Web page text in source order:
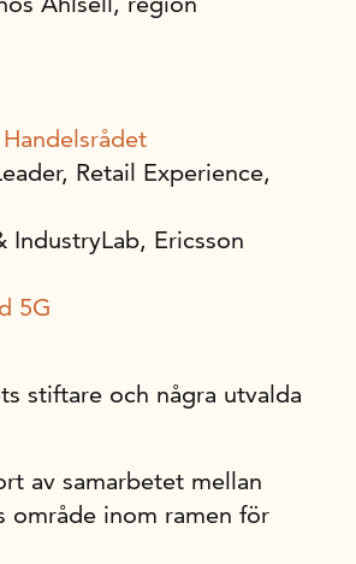
Retail Experience,
Ericsson
5G
stiftare och några utvalda
av samarbetet mellan
område inom ramen för